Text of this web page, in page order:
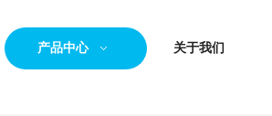
产品中心 关于我们